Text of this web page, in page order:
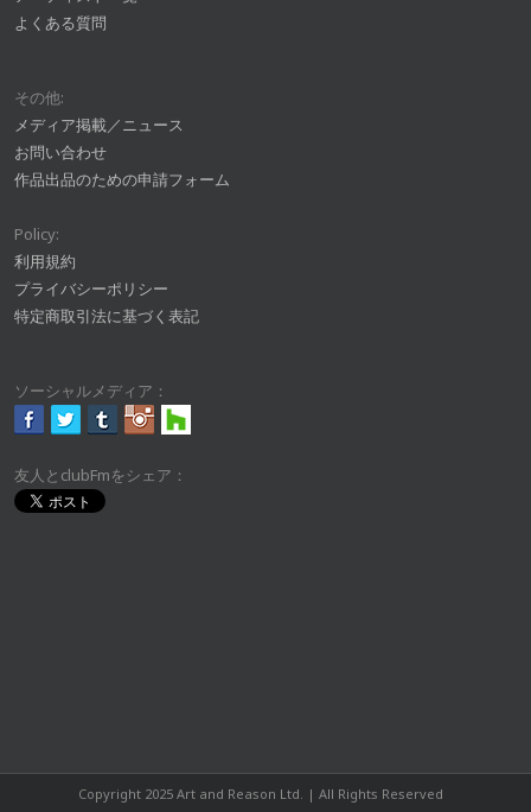
よくある質問
その他:
メディア掲載／ニュース
お問い合わせ
作品出品のための申請フォーム
Policy:
利用規約
プライバシーポリシー
特定商取引法に基づく表記
ソーシャルメディア：
友人とclubFmをシェア：
Copyright 2025 Art and Reason Ltd. | All Rights Reserved